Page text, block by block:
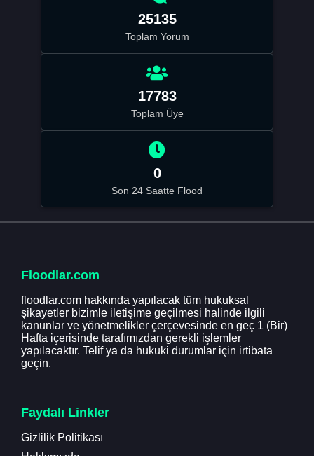
25135
Toplam Yorum
17783
Toplam Üye
0
Son 24 Saatte Flood
Floodlar.com
floodlar.com hakkında yapılacak tüm hukuksal
şikayetler bizimle iletişime geçilmesi halinde ilgili
kanunlar ve yönetmelikler çerçevesinde en geç 1 (Bir)
Hafta içerisinde tarafımızdan gerekli işlemler
yapılacaktır. Telif ya da hukuki durumlar için irtibata
geçin.
Faydalı Linkler
Gizlilik Politikası